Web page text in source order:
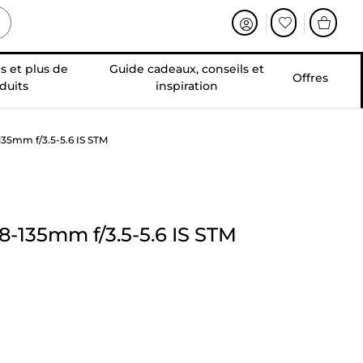
et plus de
Guide cadeaux, conseils et
inspiration
Offres
f/3.5-5.6 IS STM
135mm f/3.5-5.6 IS STM